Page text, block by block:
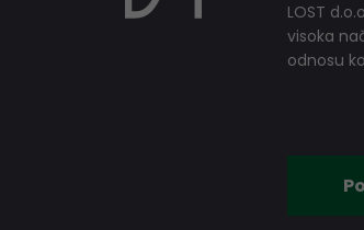
LOST
visoka
odnosu